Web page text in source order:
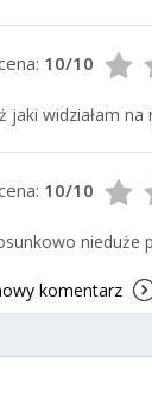
10/10
jaki widziałam
10/10
nieduże
komentarz